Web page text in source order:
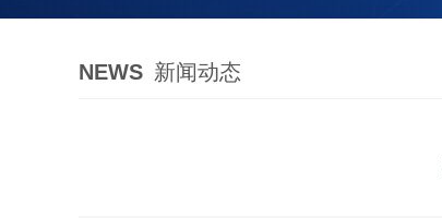
NEWS 新闻动态